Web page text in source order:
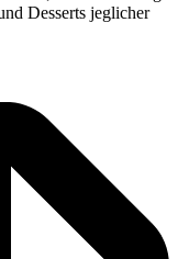
Desserts jeglicher